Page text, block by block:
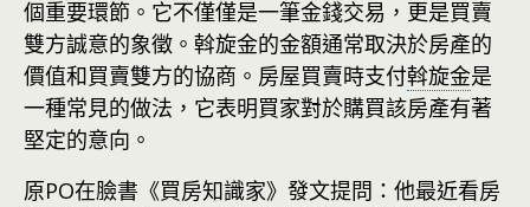
個重要環節。它不僅僅是一筆金錢交易，更是買賣
雙方誠意的象徵。斡旋金的金額通常取決於房產的
價值和買賣雙方的協商。房屋買賣時支付斡旋金是
一種常見的做法，它表明買家對於購買該房產有著
堅定的意向。
原PO在臉書《買房知識家》發文提問：他最近看房